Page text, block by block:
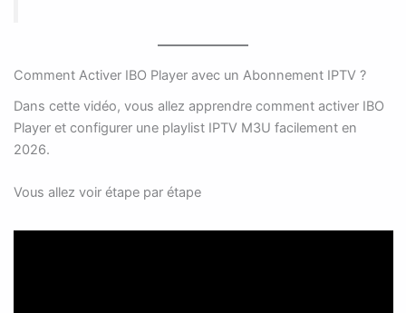
Comment Activer IBO Player avec un Abonnement IPTV ?
Dans cette vidéo, vous allez apprendre comment activer IBO
Player et configurer une playlist IPTV M3U facilement en
2026.
Vous allez voir étape par étape